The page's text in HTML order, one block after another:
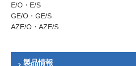
E/O・E/S
GE/O・GE/S
AZE/O・AZE/S
製品情報